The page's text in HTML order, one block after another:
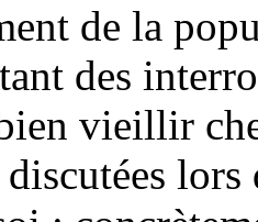
de la
des
vieillir
discutées